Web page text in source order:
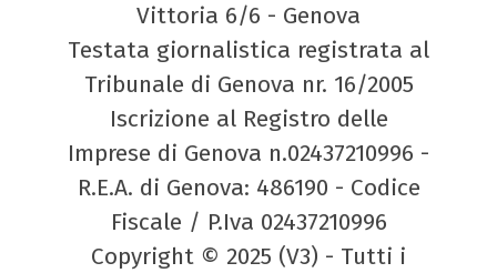
Vittoria 6/6 - Genova
Testata giornalistica registrata al
Tribunale di Genova nr. 16/2005
Iscrizione al Registro delle
Imprese di Genova n.02437210996 -
R.E.A. di Genova: 486190 - Codice
Fiscale / P.Iva 02437210996
Copyright © 2025 (V3) - Tutti i